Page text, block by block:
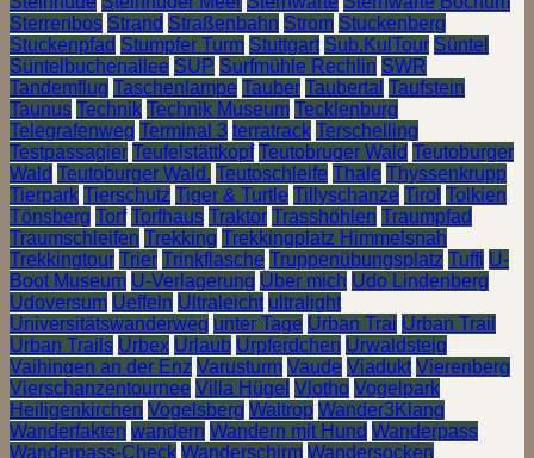
Sterrenbos Strand Straßenbahn Strom Stuckenberg
Stuckenpfad Stumpfer Turm Stuttgart Sub.KulTour Süntel
Süntelbuchenallee SUP Surfmühle Rechlin SWR
Tandemflug Taschenlampe Tauber Taubertal Taufstein
Taunus Technik Technik Museum Tecklenburg
Telegrafenweg Terminal 3 terratrack Terschelling
Testpassagier Teufelstättkopf Teutobruger Wald Teutoburger
Wald Teutoburger Wald. Teutoschleife Thale Thyssenkrupp
Tierpark Tierschutz Tiger & Turtle Tillyschanze Tirol Tolkien
Tönsberg Torf Torfhaus Traktor Trasshöhlen Traumpfad
Traumschleifen Trekking Trekkingplatz Himmelsnah
Trekkingtour Trier Trinkflasche Truppenübungsplatz Tuffi U-
Boot Museum U-Verlagerung Über mich Udo Lindenberg
Udoversum Ueffeln Ultraleicht ultralight
Universitätswanderweg unter Tage Urban Trai Urban Trail
Urban Trails Urbex Urlaub Urpferdchen Urwaldsteig
Vaihingen an der Enz Varusturm Vaude Viadukt Vierenberg
Vierschanzentournee Villa Hügel Vlotho Vogelpark
Heiligenkirchen Vogelsberg Waltrop Wander3Klang
Wanderfakten wandern Wandern mit Hund Wanderpass
Wanderpass-Check Wanderschirm Wandersocken